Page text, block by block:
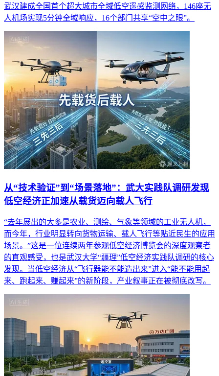
武汉建成全国首个超大城市全域低空遥感监测网络，146座无
人机场实现5分钟全域响应，16个部门共享“空中之眼”。
从“技术验证”到“场景落地”：武大实践队调研发现
低空经济正加速从载货迈向载人飞行
“去年展出的大多是农业、测绘、气象等领域的工业无人机，
而今年，行业明显转向货物运输、载人飞行等贴近民生的应用
场景。”这是一位连续两年参观低空经济博览会的深度观察者
的直观感受，也是武汉大学“疆理”低空经济实践队调研的核心
发现。当低空经济从“飞行器能不能造出来”进入“能不能用起
来、跑起来、赚起来”的新阶段，产业叙事正在被彻底改写。